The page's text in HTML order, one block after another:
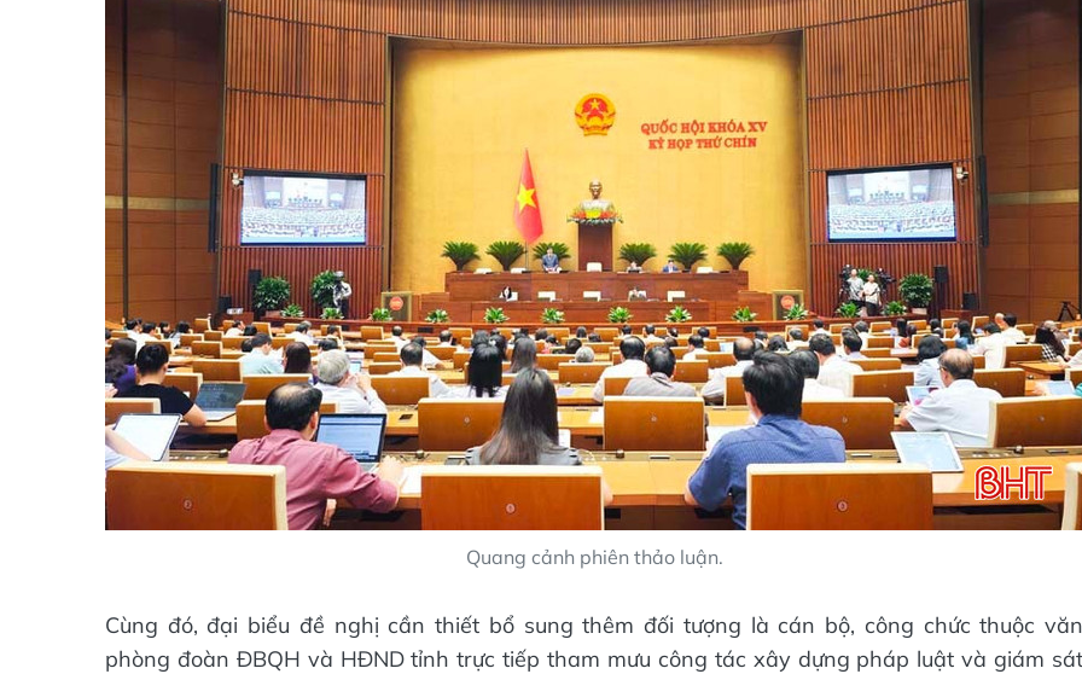
Quang cảnh phiên thảo luận.
Cùng đó, đại biểu đề nghị cần thiết bổ sung thêm đối tượng là cán bộ, công chức thuộc văn
phòng đoàn ĐBQH và HĐND tỉnh trực tiếp tham mưu công tác xây dựng pháp luật và giám sát